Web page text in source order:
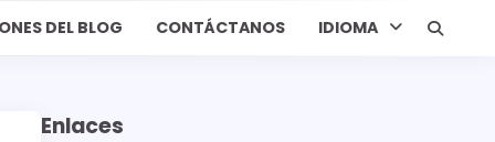
DEL BLOG CONTÁCTANOS IDIOMA
Enlaces